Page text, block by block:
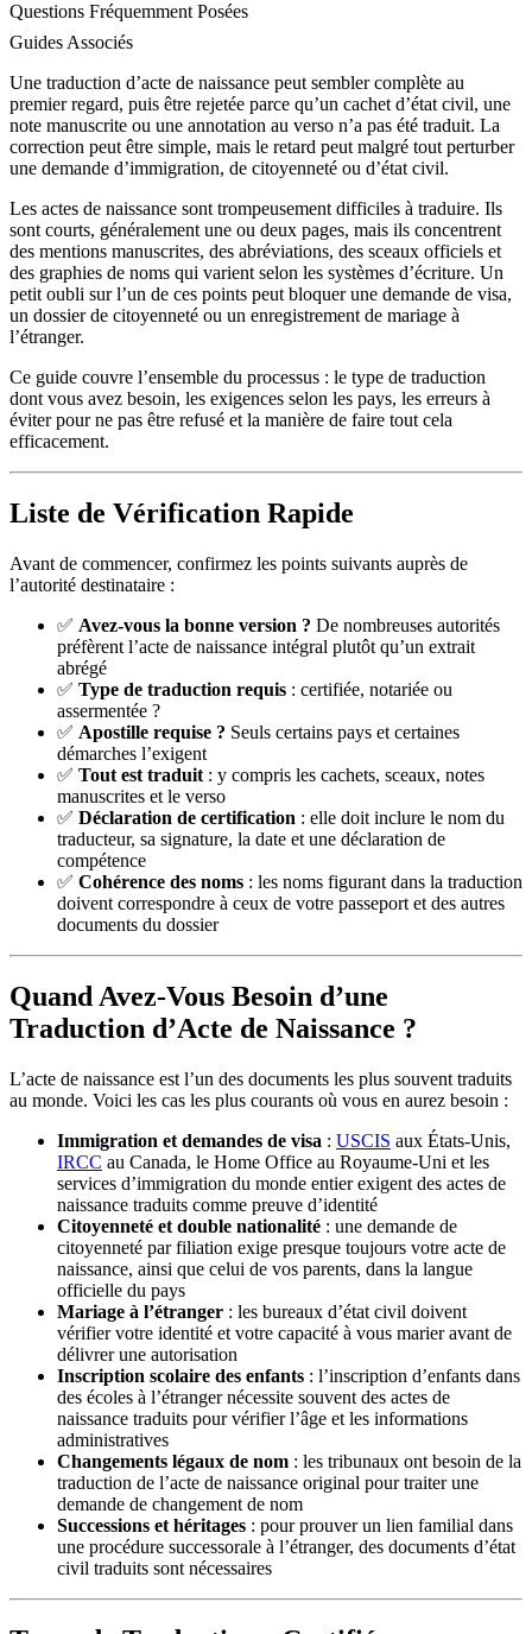
Questions Fréquemment Posées
Guides Associés
Une traduction d’acte de naissance peut sembler complète au
premier regard, puis être rejetée parce qu’un cachet d’état civil, une
note manuscrite ou une annotation au verso n’a pas été traduit. La
correction peut être simple, mais le retard peut malgré tout perturber
une demande d’immigration, de citoyenneté ou d’état civil.
Les actes de naissance sont trompeusement difficiles à traduire. Ils
sont courts, généralement une ou deux pages, mais ils concentrent
des mentions manuscrites, des abréviations, des sceaux officiels et
des graphies de noms qui varient selon les systèmes d’écriture. Un
petit oubli sur l’un de ces points peut bloquer une demande de visa,
un dossier de citoyenneté ou un enregistrement de mariage à
l’étranger.
Ce guide couvre l’ensemble du processus : le type de traduction
dont vous avez besoin, les exigences selon les pays, les erreurs à
éviter pour ne pas être refusé et la manière de faire tout cela
efficacement.
Liste de Vérification Rapide
Avant de commencer, confirmez les points suivants auprès de
l’autorité destinataire :
✅ Avez-vous la bonne version ? De nombreuses autorités
préfèrent l’acte de naissance intégral plutôt qu’un extrait
abrégé
✅ Type de traduction requis : certifiée, notariée ou
assermentée ?
✅ Apostille requise ? Seuls certains pays et certaines
démarches l’exigent
✅ Tout est traduit : y compris les cachets, sceaux, notes
manuscrites et le verso
✅ Déclaration de certification : elle doit inclure le nom du
traducteur, sa signature, la date et une déclaration de
compétence
✅ Cohérence des noms : les noms figurant dans la traduction
doivent correspondre à ceux de votre passeport et des autres
documents du dossier
Quand Avez-Vous Besoin d’une
Traduction d’Acte de Naissance ?
L’acte de naissance est l’un des documents les plus souvent traduits
au monde. Voici les cas les plus courants où vous en aurez besoin :
Immigration et demandes de visa : USCIS aux États-Unis,
IRCC au Canada, le Home Office au Royaume-Uni et les
services d’immigration du monde entier exigent des actes de
naissance traduits comme preuve d’identité
Citoyenneté et double nationalité : une demande de
citoyenneté par filiation exige presque toujours votre acte de
naissance, ainsi que celui de vos parents, dans la langue
officielle du pays
Mariage à l’étranger : les bureaux d’état civil doivent
vérifier votre identité et votre capacité à vous marier avant de
délivrer une autorisation
Inscription scolaire des enfants : l’inscription d’enfants dans
des écoles à l’étranger nécessite souvent des actes de
naissance traduits pour vérifier l’âge et les informations
administratives
Changements légaux de nom : les tribunaux ont besoin de la
traduction de l’acte de naissance original pour traiter une
demande de changement de nom
Successions et héritages : pour prouver un lien familial dans
une procédure successorale à l’étranger, des documents d’état
civil traduits sont nécessaires